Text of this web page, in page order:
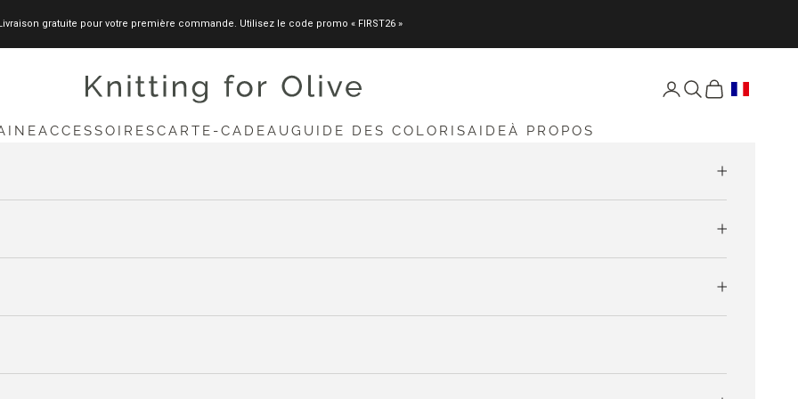
gratuite pour votre première commande. Utilisez le code promo « FIRST26 »
knittingforolive.com Ouvrir Mon compte
Ouvrir Recherche
Ouvrir Mon
ACCESSOIRESCARTE-CADEAUGUIDE DES COLORISAIDEÀ PROPOS